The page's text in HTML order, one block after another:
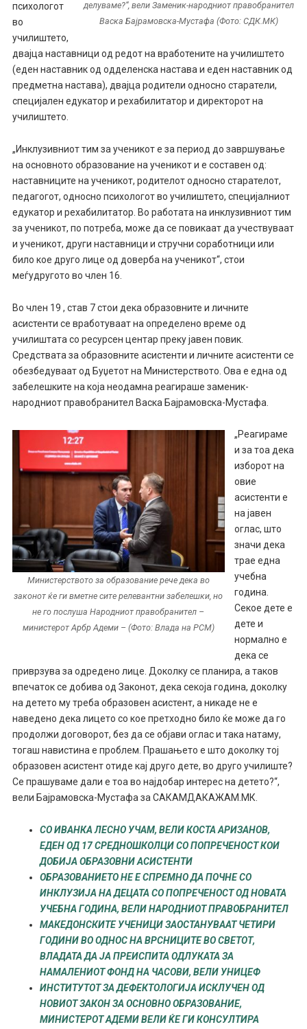
делуваме?“, вели Заменик-народниот правобранител
Васка Бајрамовска-Мустафа (Фото: СДК.МК)
психологот
во
училиштето,
двајца наставници од редот на вработените на училиштето
(еден наставник од одделенска настава и еден наставник од
предметна настава), двајца родители односно старатели,
специјален едукатор и рехабилитатор и директорот на
училиштето.
„Инклузивниот тим за ученикот е за период до завршување
на основното образование на ученикот и е составен од:
наставниците на ученикот, родителот односно старателот,
педагогот, односно психологот во училиштето, специјалниот
едукатор и рехабилитатор. Во работата на инклузивниот тим
за ученикот, по потреба, може да се повикаат да учествуваат
и ученикот, други наставници и стручни соработници или
било кое друго лице од доверба на ученикот“, стои
меѓудругото во член 16.
Во член 19 , став 7 стои дека образовните и личните
асистенти се вработуваат на определено време од
училиштата со ресурсен центар преку јавен повик.
Средствата за образовните асистенти и личните асистенти се
обезбедуваат од Буџетот на Министерството. Ова е една од
забелешките на која неодамна реагираше заменик-
народниот правобранител Васка Бајрамовска-Мустафа.
Министерството за образование рече дека во
законот ќе ги вметне сите релевантни забелешки, но
не го послуша Народниот правобранител –
министерот Арбр Адеми – (Фото: Влада на РСМ)
„Реагираме
и за тоа дека
изборот на
овие
асистенти е
на јавен
оглас, што
значи дека
трае една
учебна
година.
Секое дете е
дете и
нормално е
дека се
приврзува за одредено лице. Доколку се планира, а таков
впечаток се добива од Законот, дека секоја година, доколку
на детето му треба образовен асистент, а никаде не е
наведено дека лицето со кое претходно било ќе може да го
продолжи договорот, без да се објави оглас и така натаму,
тогаш навистина е проблем. Прашањето е што доколку тој
образовен асистент отиде кај друго дете, во друго училиште?
Се прашуваме дали е тоа во најдобар интерес на детето?“,
вели Бајрамовска-Мустафа за САКАМДАКАЖАМ.МК.
СО ИВАНКА ЛЕСНО УЧАМ, ВЕЛИ КОСТА АРИЗАНОВ,
ЕДЕН ОД 17 СРЕДНОШКОЛЦИ СО ПОПРЕЧЕНОСТ КОИ
ДОБИЈА ОБРАЗОВНИ АСИСТЕНТИ
ОБРАЗОВАНИЕТО НЕ Е СПРЕМНО ДА ПОЧНЕ СО
ИНКЛУЗИЈА НА ДЕЦАТА СО ПОПРЕЧЕНОСТ ОД НОВАТА
УЧЕБНА ГОДИНА, ВЕЛИ НАРОДНИОТ ПРАВОБРАНИТЕЛ
МАКЕДОНСКИТЕ УЧЕНИЦИ ЗАОСТАНУВААТ ЧЕТИРИ
ГОДИНИ ВО ОДНОС НА ВРСНИЦИТЕ ВО СВЕТОТ,
ВЛАДАТА ДА ЈА ПРЕИСПИТА ОДЛУКАТА ЗА
НАМАЛЕНИОТ ФОНД НА ЧАСОВИ, ВЕЛИ УНИЦЕФ
ИНСТИТУТОТ ЗА ДЕФЕКТОЛОГИЈА ИСКЛУЧЕН ОД
НОВИОТ ЗАКОН ЗА ОСНОВНО ОБРАЗОВАНИЕ,
МИНИСТЕРОТ АДЕМИ ВЕЛИ ЌЕ ГИ КОНСУЛТИРА